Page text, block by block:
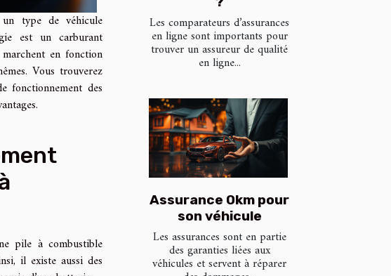
type de véhicule
est un carburant
en fonction
Vous trouverez
fonctionnement des
pile à combustible
il existe aussi des
Les comparateurs d’assurances
en ligne sont importants pour
trouver un assureur de qualité
en ligne...
Assurance 0km pour
son véhicule
Les assurances sont en partie
des garanties liées aux
véhicules et servent à réparer